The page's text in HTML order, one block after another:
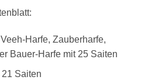
Harfe, Zauberharfe,
Bauer-Harfe mit 25 Saiten
Saiten